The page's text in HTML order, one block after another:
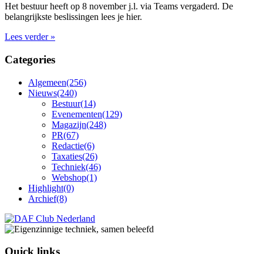
Het bestuur heeft op 8 november j.l. via Teams vergaderd. De
belangrijkste beslissingen lees je hier.
Lees verder »
Categories
Algemeen(256)
Nieuws(240)
Bestuur(14)
Evenementen(129)
Magazijn(248)
PR(67)
Redactie(6)
Taxaties(26)
Techniek(46)
Webshop(1)
Highlight(0)
Archief(8)
Quick links